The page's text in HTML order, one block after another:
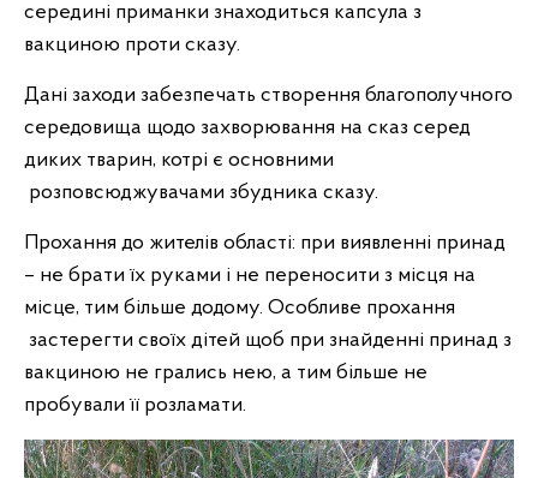
середині приманки знаходиться капсула з
вакциною проти сказу.
Дані заходи забезпечать створення благополучного
середовища щодо захворювання на сказ серед
диких тварин, котрі є основними
розповсюджувачами збудника сказу.
Прохання до жителів області: при виявленні принад
– не брати їх руками і не переносити з місця на
місце, тим більше додому. Особливе прохання
застерегти своїх дітей щоб при знайденні принад з
вакциною не грались нею, а тим більше не
пробували її розламати.